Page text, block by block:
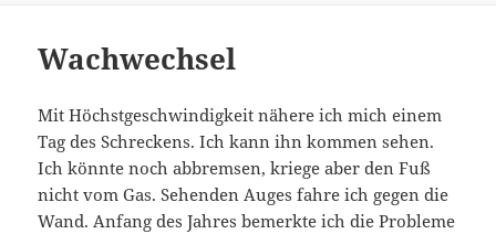
Wachwechsel
Mit Höchstgeschwindigkeit nähere ich mich einem
Tag des Schreckens. Ich kann ihn kommen sehen.
Ich könnte noch abbremsen, kriege aber den Fuß
nicht vom Gas. Sehenden Auges fahre ich gegen die
Wand. Anfang des Jahres bemerkte ich die Probleme